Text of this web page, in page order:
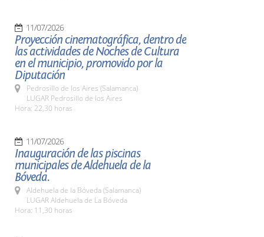
11/07/2026
Proyección cinematográfica, dentro de
las actividades de Noches de Cultura
en el municipio, promovido por la
Diputación
Pedrosillo de los Aires (Salamanca)
LUGAR Pedrosillo de los Aires
Hora: 22,30 horas
11/07/2026
Inauguración de las piscinas
municipales de Aldehuela de la
Bóveda.
Aldehuela de la Bóveda (Salamanca)
LUGAR Aldehuela de La Bóveda
Hora: 11,30 horas